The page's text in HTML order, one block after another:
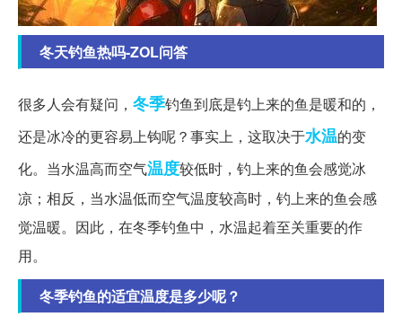
冬天钓鱼热吗-ZOL问答
很多人会有疑问， 冬季钓鱼到底是钓上来的鱼是暖和的，
还是冰冷的更容易上钩呢？事实上，这取决于水温的变
化。当水温高而空气温度较低时，钓上来的鱼会感觉冰
凉；相反，当水温低而空气温度较高时，钓上来的鱼会感
觉温暖。因此，在冬季钓鱼中，水温起着至关重要的作
用。
冬季钓鱼的适宜温度是多少呢？